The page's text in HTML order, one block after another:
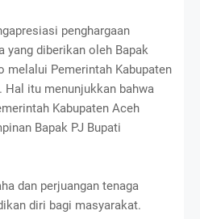
penghargaan
yang diberikan oleh Bapak
melalui Pemerintah Kabupaten
Hal itu menunjukkan bahwa
Kabupaten Aceh
Bapak PJ Bupati
dan perjuangan tenaga
diri bagi masyarakat.